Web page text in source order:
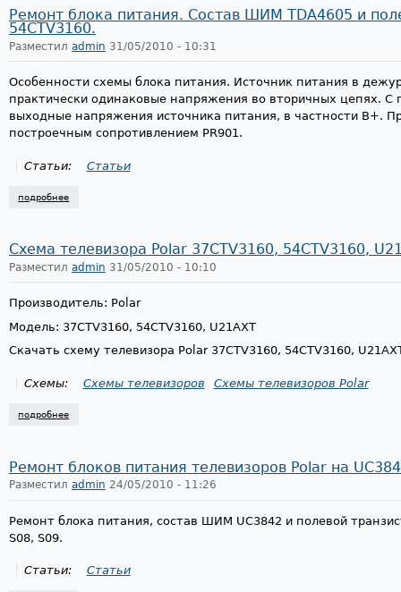
Ремонт блока питания. Состав ШИМ TDA4605 и
54CTV3160.
Разместил admin 31/05/2010 - 10:31
Особенности схемы блока питания. Источник питания в
практически одинаковые напряжения во вторичных цепях.
выходные напряжения источника питания, в частности B+.
построечным сопротивлением PR901.
Статьи: Статьи
подробнее
Схема телевизора Polar 37CTV3160, 54CTV3160,
Разместил admin 31/05/2010 - 10:10
Производитель: Polar
Модель: 37CTV3160, 54CTV3160, U21AXT
Скачать схему телевизора Polar 37CTV3160, 54CTV3160,
Схемы: Схемы телевизоров Схемы телевизоров Polar
подробнее
Ремонт блоков питания телевизоров Polar на
Разместил admin 24/05/2010 - 11:26
Ремонт блока питания, состав ШИМ UC3842 и полевой
S08, S09.
Статьи: Статьи